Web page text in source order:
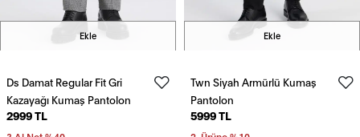
Ekle
Ds Damat Regular Fit Gri
Kazayağı Kumaş Pantolon
2999 TL
Ekle
Twn Siyah Armürlü Kumaş
Pantolon
5999 TL